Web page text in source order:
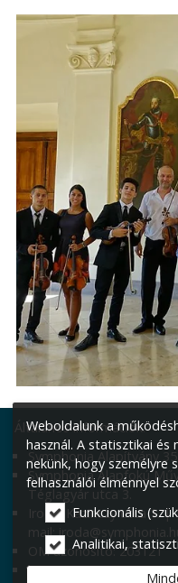
Általános információk:
Symphonia Alapítvány
Symphonia Alapfokú
Téglagyár utca 3.
Iroda: Kazinczy utca 1. |
mail:
OM azonosító: 203121
Igazgató: Smaraglyai
Weboldalunk a
használ. A statisztikai
nekünk, hogy
felhasználói élménnyel
Funkcionális
Analitikai,